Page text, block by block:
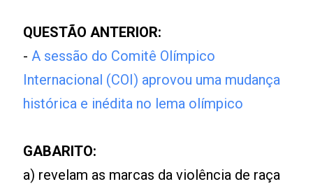
QUESTÃO ANTERIOR:
-A sessão do Comitê Olímpico
Internacional (COI) aprovou uma mudança
histórica e inédita no lema olímpico
GABARITO:
a) revelam as marcas da violência de raça